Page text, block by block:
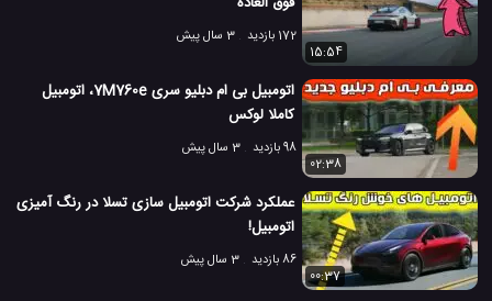
172 بازدید
3 سال پیش
15:54
اتومبیل بی ام دبلیو سری 7M760e، اتومبیل
کاملا لوکس
98 بازدید
3 سال پیش
02:38
عملکرد شرکت اتومبیل سازی تسلا در رنگ آمیزی
اتومبیل!
86 بازدید
3 سال پیش
00:37